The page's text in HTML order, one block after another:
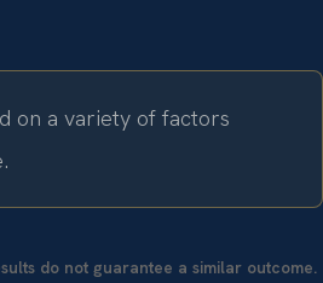
on a variety of factors
do not guarantee a similar outcome.